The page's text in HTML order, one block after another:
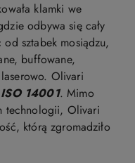
klamki we
odbywa się cały
sztabek mosiądzu,
buffowane,
Olivari
14001. Mimo
technologii, Olivari
którą zgromadziło